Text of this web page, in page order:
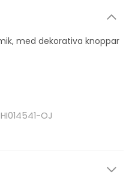
med dekorativa knoppar
HI014541-OJ